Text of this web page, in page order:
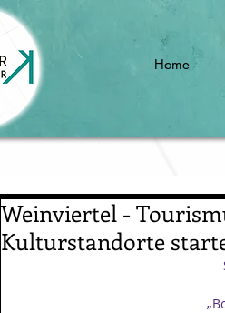
Home
Weinviertel -
Kulturstandorte